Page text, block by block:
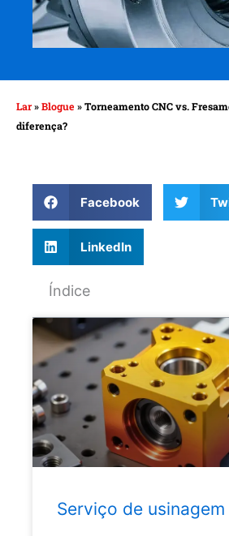
Lar»Blogue »Torneamento CNC vs.
diferença?
Facebook
LinkedIn
Índice
Serviço de usinagem